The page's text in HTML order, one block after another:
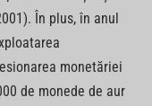
În plus, în anul
monetăriei
de monede de aur